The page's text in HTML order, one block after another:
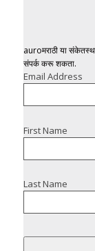
auroमराठी या
संपर्क करू शकता.
Email Address
First Name
Last Name